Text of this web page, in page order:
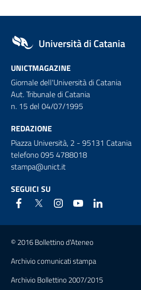
Università di Catania
UNICTMAGAZINE
Giornale dell'Università di Catania
Aut. Tribunale di Catania
n. 15 del 04/07/1995
REDAZIONE
Piazza Università, 2 - 95131 Catania
telefono 095 4788018
stampa@unict.it
SEGUICI SU
Link e informazioni utili
© 2016 Bollettino d'Ateneo
Archivio comunicati stampa
Archivio Bollettino 2007/2015